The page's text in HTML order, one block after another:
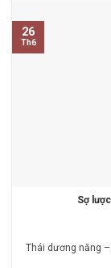
Sợ
Thái dương năng
26
Th6